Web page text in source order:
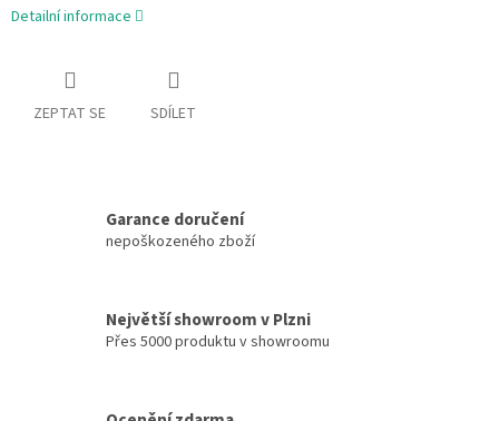
Detailní informace
ZEPTAT SE SDÍLET
Garance doručení
nepoškozeného zboží
Největší showroom v Plzni
Přes 5000 produktu v showroomu